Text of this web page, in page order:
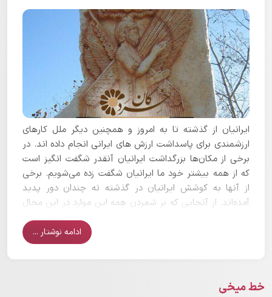
ایرانیان از گذشته تا به امروز و همچنین دیگر ملل کارهای
ارزشمندی برای پاسداشت ارزش های ایرانی انجام داده اند. در
برخی از مکان‌ها بزرگداشت ایرانیان آنقدر شگفت انگیز است
که از همه بیشتر خود ما ایرانیان شگفت زده می‌شویم. برخی
از آنها به کوشش ایرانیان در گذشته نه چندان دور پدید
آمده‌اند. از آنجایی که بر شمردن همه این موارد در این مجال
نمی‌گنجد در این نوشتار به معرفی چند مورد جالب
ادامه نوشتار ...
خط میخی